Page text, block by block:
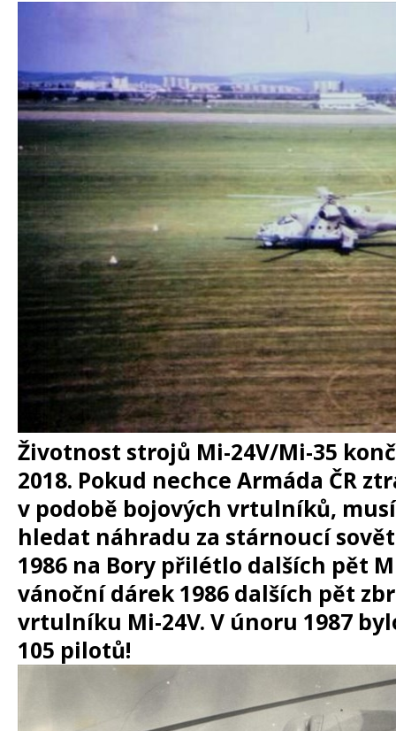
Životnost strojů Mi-24V/Mi-35
2018. Pokud nechce Armáda ČR
v podobě bojových vrtulníků,
hledat náhradu za stárnoucí
1986 na Bory přilétlo dalších pět
vánoční dárek 1986 dalších pět
vrtulníku Mi-24V. V únoru 1987
105 pilotů!